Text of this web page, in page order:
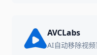
AVCLabs
AI自动移除视频